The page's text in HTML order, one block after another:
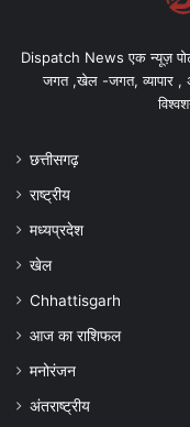
Dispatch News एक न्यूज़
जगत ,खेल -जगत, व्यापार ,
छत्तीसगढ़
राष्ट्रीय
मध्यप्रदेश
खेल
Chhattisgarh
आज का राशिफल
मनोरंजन
अंतराष्ट्रीय